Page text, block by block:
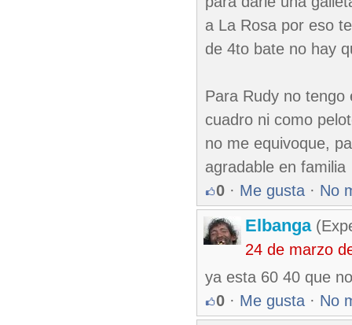
a La Rosa por eso
de 4to bate no hay
Para Rudy no tengo
cuadro ni como
no me equivoque,
agradable en familia
0 · Me gusta · No
Elbanga
24 de marzo
ya esta 60 40 que
0 · Me gusta · No